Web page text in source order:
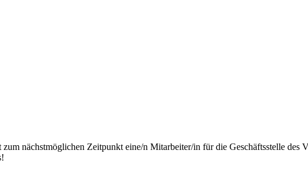
nächstmöglichen Zeitpunkt eine/n Mitarbeiter/in für die Geschäftsstelle